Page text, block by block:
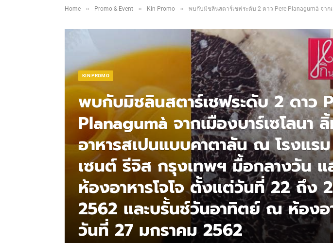
Home » Promo & Event » Kin Promo » พบกับมิชลินสตาร์เชฟระดับ 2 ดาว Pere Planagumà จากเมืองบาร์เซโลนา ลิ้มลองอาหารสเปนแบบค
KIN PROMO
พบกับมิชลินสตาร์เชฟระดับ 2 ดาว
Planagumà จากเมืองบาร์เซโลนา
อาหารสเปนแบบคาตาลัน ณ โรงแรม
เซนต์ รีจิส กรุงเทพฯ มื้อกลางวัน
ห้องอาหารโจโจ ตั้งแต่วันที่ 22 ถึง
2562 และบรั้นช์วันอาทิตย์ ณ ห้องอ
วันที่ 27 มกราคม 2562